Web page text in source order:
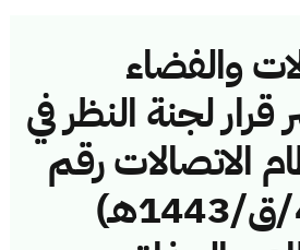
والفضاء
قرار لجنة النظر في
الاتصالات رقم
(4374530/ق/1443هـ)